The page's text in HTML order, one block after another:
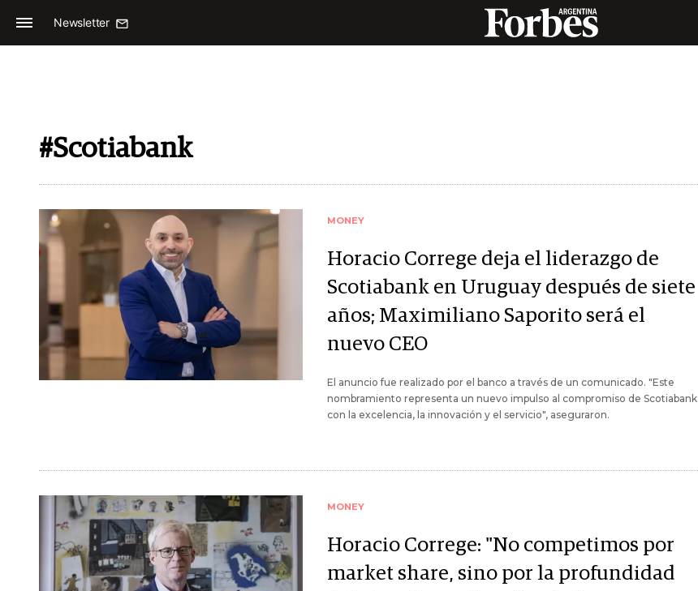
Newsletter
#Scotiabank
MONEY
Horacio Correge deja el liderazgo de
Scotiabank en Uruguay después de siete
años; Maximiliano Saporito será el
nuevo CEO
El anuncio fue realizado por el banco a través de un comunicado. "Este
nombramiento representa un nuevo impulso al compromiso de Scotiabank
con la excelencia, la innovación y el servicio", aseguraron.
MONEY
Horacio Correge: "No competimos por
market share, sino por la profundidad